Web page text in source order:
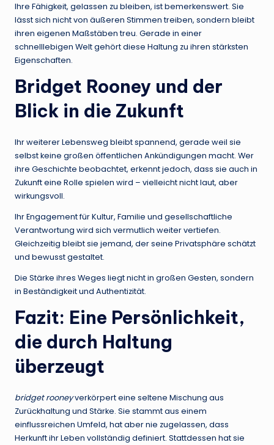
Ihre Fähigkeit, gelassen zu bleiben, ist bemerkenswert. Sie
lässt sich nicht von äußeren Stimmen treiben, sondern bleibt
ihren eigenen Maßstäben treu. Gerade in einer
schnelllebigen Welt gehört diese Haltung zu ihren stärksten
Eigenschaften.
Bridget Rooney und der
Blick in die Zukunft
Ihr weiterer Lebensweg bleibt spannend, gerade weil sie
selbst keine großen öffentlichen Ankündigungen macht. Wer
ihre Geschichte beobachtet, erkennt jedoch, dass sie auch in
Zukunft eine Rolle spielen wird – vielleicht nicht laut, aber
wirkungsvoll.
Ihr Engagement für Kultur, Familie und gesellschaftliche
Verantwortung wird sich vermutlich weiter vertiefen.
Gleichzeitig bleibt sie jemand, der seine Privatsphäre schätzt
und bewusst gestaltet.
Die Stärke ihres Weges liegt nicht in großen Gesten, sondern
in Beständigkeit und Authentizität.
Fazit: Eine Persönlichkeit,
die durch Haltung
überzeugt
bridget rooneyverkörpert eine seltene Mischung aus
Zurückhaltung und Stärke. Sie stammt aus einem
einflussreichen Umfeld, hat aber nie zugelassen, dass
Herkunft ihr Leben vollständig definiert. Stattdessen hat sie